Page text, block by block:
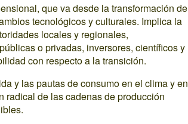
que va desde la transformación de
tecnológicos y culturales. Implica la
locales y regionales,
o privadas, inversores, científicos y
con respecto a la transición.
y las pautas de consumo en el clima y en
radical de las cadenas de producción